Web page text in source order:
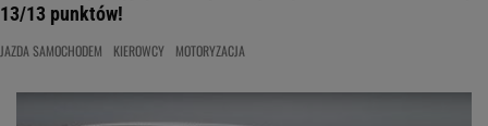
13/13 punktów!
JAZDA SAMOCHODEM KIEROWCY MOTORYZACJA